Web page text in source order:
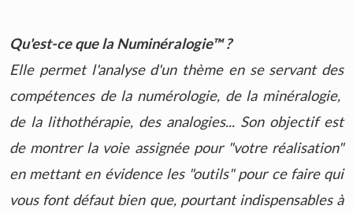
Qu'est-ce que la Numinéralogie™?
Elle permet l'analyse d'un thème en se servant des
compétences de la numérologie, de la minéralogie,
de la lithothérapie, des analogies... Son objectif est
de montrer la voie assignée pour "votre réalisation"
en mettant en évidence les "outils" pour ce faire qui
vous font défaut bien que, pourtant indispensables à